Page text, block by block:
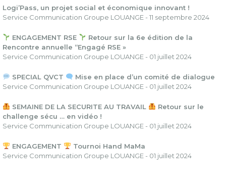
Logi’Pass, un projet social et économique innovant !
Service Communication Groupe LOUANGE - 11 septembre 2024
ENGAGEMENT RSE
Retour sur la 6e édition de la
Rencontre annuelle “Engagé RSE »
Service Communication Groupe LOUANGE - 01 juillet 2024
SPECIAL QVCT
Mise en place d’un comité de dialogue
Service Communication Groupe LOUANGE - 01 juillet 2024
SEMAINE DE LA SECURITE AU TRAVAIL
Retour sur le
challenge sécu … en vidéo !
Service Communication Groupe LOUANGE - 01 juillet 2024
ENGAGEMENT
Tournoi Hand MaMa
Service Communication Groupe LOUANGE - 01 juillet 2024